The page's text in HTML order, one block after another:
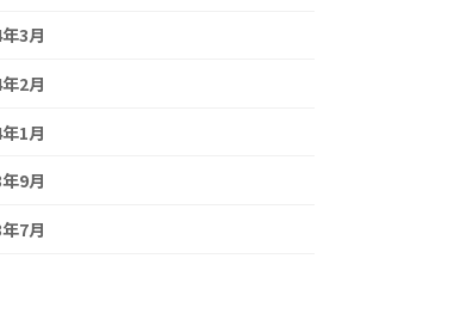
3月
2月
1月
9月
7月